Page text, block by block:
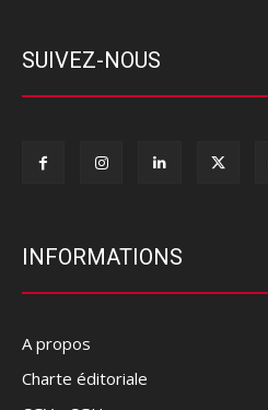
SUIVEZ-NOUS
INFORMATIONS
A propos
Charte éditoriale